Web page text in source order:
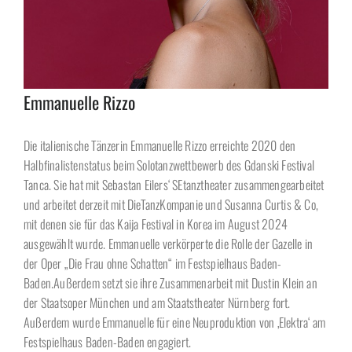
Emmanuelle Rizzo
Die italienische Tänzerin Emmanuelle Rizzo erreichte 2020 den
Halbfinalistenstatus beim Solotanzwettbewerb des Gdanski Festival
Tanca. Sie hat mit Sebastan Eilers‘ SEtanztheater zusammengearbeitet
und arbeitet derzeit mit DieTanzKompanie und Susanna Curtis & Co,
mit denen sie für das Kaija Festival in Korea im August 2024
ausgewählt wurde. Emmanuelle verkörperte die Rolle der Gazelle in
der Oper „Die Frau ohne Schatten“ im Festspielhaus Baden-
Baden.Außerdem setzt sie ihre Zusammenarbeit mit Dustin Klein an
der Staatsoper München und am Staatstheater Nürnberg fort.
Außerdem wurde Emmanuelle für eine Neuproduktion von ‚Elektra‘ am
Festspielhaus Baden-Baden engagiert.